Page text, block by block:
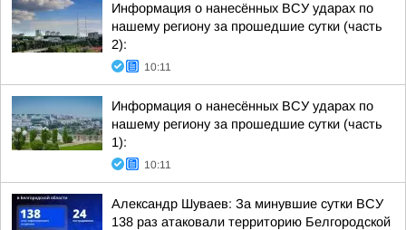
Информация о нанесённых ВСУ ударах по
нашему региону за прошедшие сутки (часть
2):
10:11
Информация о нанесённых ВСУ ударах по
нашему региону за прошедшие сутки (часть
1):
10:11
Александр Шуваев: За минувшие сутки ВСУ
138 раз атаковали территорию Белгородской